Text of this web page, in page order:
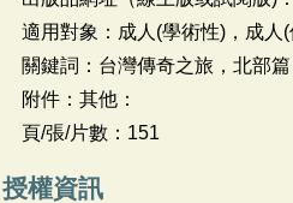
適用對象：成人(學術性)，成人
關鍵詞：台灣傳奇之旅，北部篇
附件：其他：
頁/張/片數：151
授權資訊